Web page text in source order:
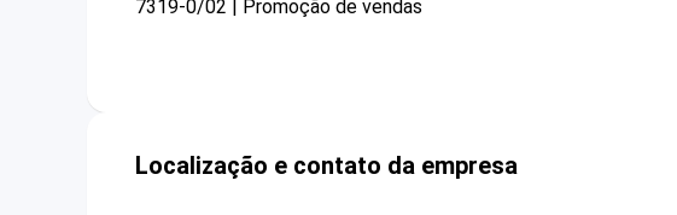
7319-0/02 | Promoção de vendas
Localização e contato da empresa